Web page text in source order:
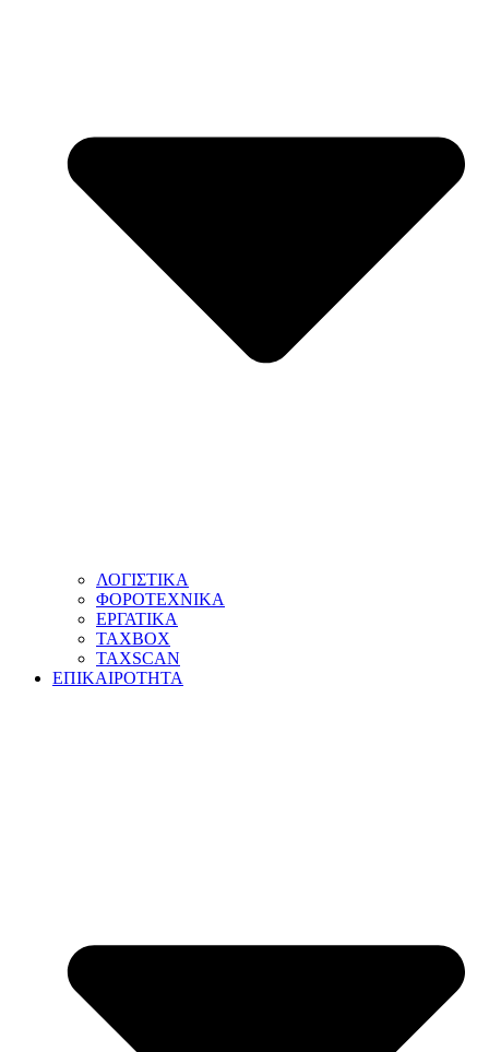
ΛΟΓΙΣΤΙΚΑ
ΦΟΡΟΤΕΧΝΙΚΑ
ΕΡΓΑΤΙΚΑ
TAXBOX
TAXSCAN
ΕΠΙΚΑΙΡΟΤΗΤΑ